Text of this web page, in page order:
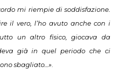
mi riempie di soddisfazione.
il vero, l’ho avuto anche con i
un altro fisico, giocava da
già in quel periodo che ci
sbagliato…»